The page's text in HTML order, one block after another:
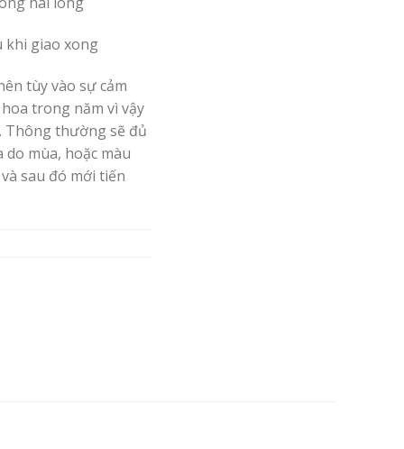
khi giao xong
tùy vào sự cảm
trong năm vì vậy
Thông thường sẽ đủ
mùa, hoặc màu
sau đó mới tiến